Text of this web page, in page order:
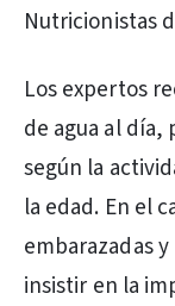
Nutricionistas
Los expertos
de agua al día,
según la
la edad. En el
embarazadas
insistir en la